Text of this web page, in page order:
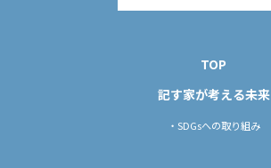
TOP
記す家が考える未来
・SDGsへの取り組み